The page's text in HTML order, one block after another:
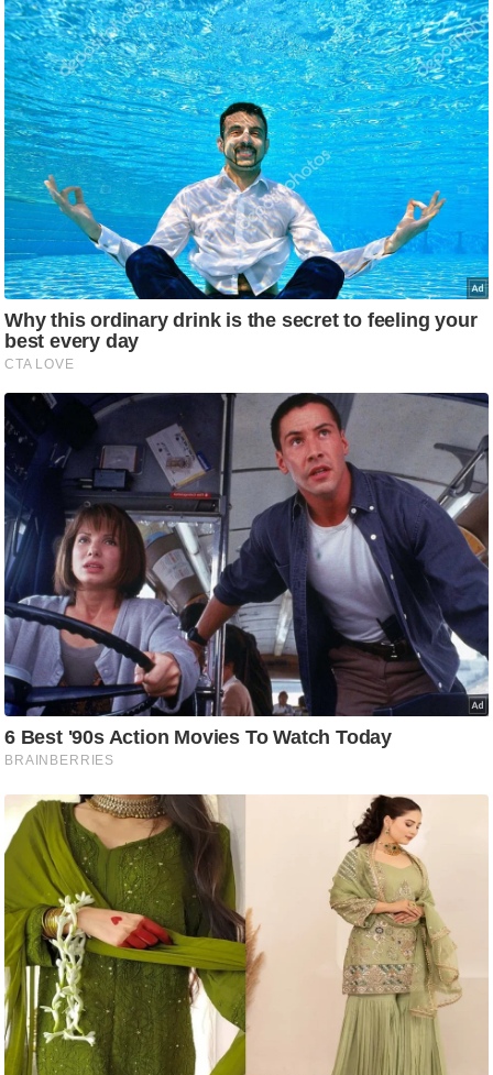
/
फै
श
न
घ
रे
लू
नु
स्खे
प
र्य
ट
न
स्थ
ल
फि
ने
स
मं
त्रा
रि
ले
श
न
शि
रा
ज
नी
ति
वि
श्ले
ष
ण
स